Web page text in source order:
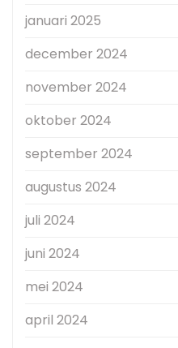
januari 2025
december 2024
november 2024
oktober 2024
september 2024
augustus 2024
juli 2024
juni 2024
mei 2024
april 2024